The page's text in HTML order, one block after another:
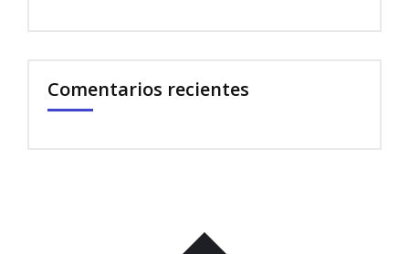
Comentarios recientes